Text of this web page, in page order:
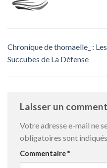
Chronique de thomaelle_ : Les
Succubes de La Défense
Laisser un
Votre adresse e-mail ne
obligatoires sont
Commentaire*